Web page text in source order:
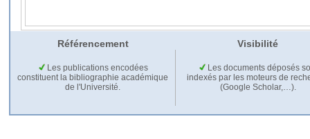
Référencement Visibilité
Les publications encodées
constituent la bibliographie académique
de l'Université.
Les documents déposés
indexés par les moteurs de
(Google Scholar,…).